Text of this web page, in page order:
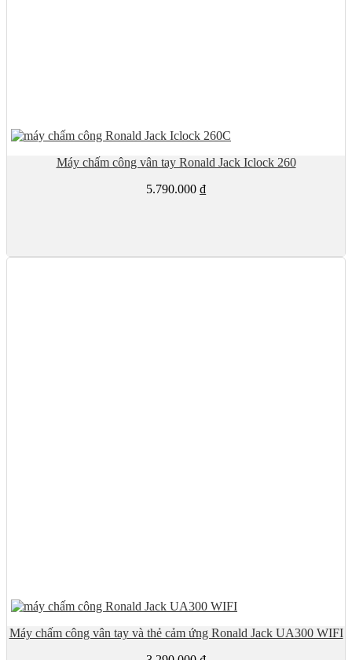
Máy chấm công vân tay Ronald Jack Iclock 260
5.790.000 ₫
Máy chấm công vân tay và thẻ cảm ứng Ronald Jack UA300 WIFI